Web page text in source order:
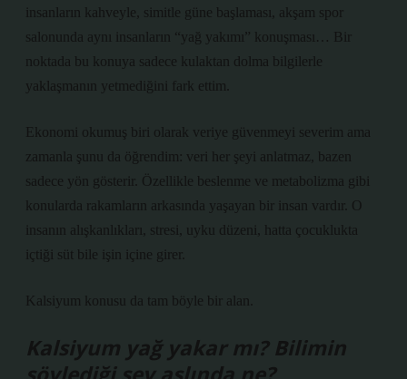
insanların kahveyle, simitle güne başlaması, akşam spor
salonunda aynı insanların “yağ yakımı” konuşması… Bir
noktada bu konuya sadece kulaktan dolma bilgilerle
yaklaşmanın yetmediğini fark ettim.
Ekonomi okumuş biri olarak veriye güvenmeyi severim ama
zamanla şunu da öğrendim: veri her şeyi anlatmaz, bazen
sadece yön gösterir. Özellikle beslenme ve metabolizma gibi
konularda rakamların arkasında yaşayan bir insan vardır. O
insanın alışkanlıkları, stresi, uyku düzeni, hatta çocuklukta
içtiği süt bile işin içine girer.
Kalsiyum konusu da tam böyle bir alan.
Kalsiyum yağ yakar mı? Bilimin